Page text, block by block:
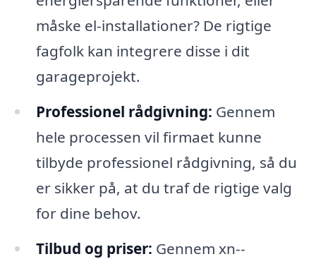
måske el-installationer? De rigtige
fagfolk kan integrere disse i dit
garageprojekt.
Professionel rådgivning: Gennem
hele processen vil firmaet kunne
tilbyde professionel rådgivning, så du
er sikker på, at du traf de rigtige valg
for dine behov.
Tilbud og priser: Gennem xn--